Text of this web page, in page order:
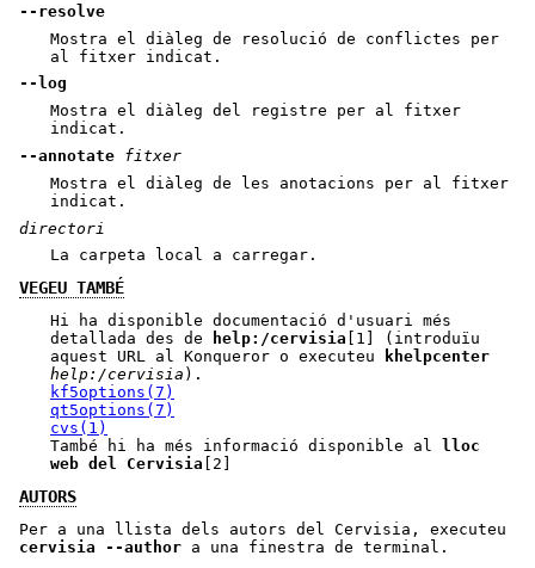
--resolve
Mostra el diàleg de resolució de conflictes per
al fitxer indicat.
--log
Mostra el diàleg del registre per al fitxer
indicat.
--annotate fitxer
Mostra el diàleg de les anotacions per al fitxer
indicat.
directori
La carpeta local a carregar.
VEGEU TAMBÉ
Hi ha disponible documentació d'usuari més
detallada des de
help:/cervisia [1] (introduïu
aquest URL al Konqueror o executeu
khelpcenter
help:/cervisia ).
kf5options(7)
qt5options(7)
cvs(1)
També hi ha més informació disponible al
lloc
web del Cervisia [2]
AUTORS
Per a una llista dels autors del Cervisia, executeu
cervisia
--author a una finestra de terminal.